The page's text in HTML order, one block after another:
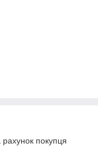
покупця